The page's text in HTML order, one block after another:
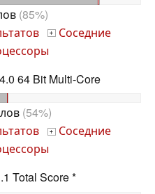
(85%)
+ Соседние
64 Bit Multi-Core
(54%)
+ Соседние
Total Score *